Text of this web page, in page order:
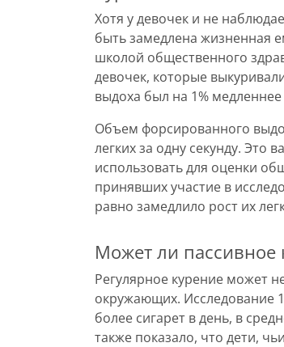
Хотя у девочек и не
быть замедлена жизненная
школой общественного
девочек, которые
выдоха был на 1%
Объем форсированного
легких за одну секунду. Это
использовать для оценки
принявших участие в
равно замедлило рост их
Может ли пассивное
Регулярное курение может
окружающих. Исследование
более сигарет в день, в
также показало, что дети,